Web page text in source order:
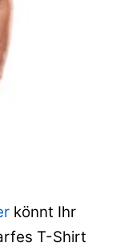
könnt Ihr
T-Shirt